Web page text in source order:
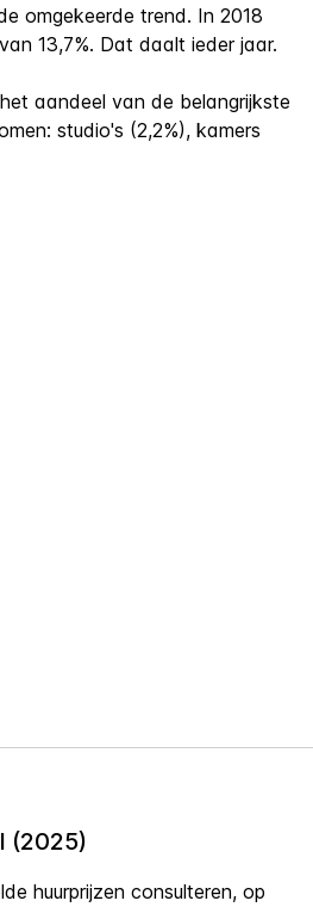
omgekeerde trend. In 2018
13,7%. Dat daalt ieder jaar.
aandeel van de belangrijkste
studio's (2,2%), kamers
(2025)
huurprijzen consulteren, op